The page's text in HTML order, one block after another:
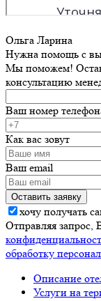
Ольга Ларина
Нужна помощь с
Мы поможем!
консультацию
Ваш номер
Как вас зовут
Ваш email
хочу получать
Отправляя
обработку
Описание
Услуги на